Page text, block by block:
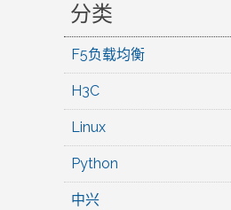
分类
F5负载均衡
H3C
Linux
Python
中兴